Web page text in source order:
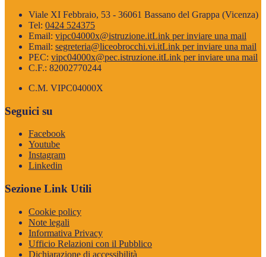
Viale XI Febbraio, 53 - 36061 Bassano del Grappa (Vicenza)
Tel: 0424 524375
Email: vipc04000x@istruzione.itLink per inviare una mail
Email: segreteria@liceobrocchi.vi.itLink per inviare una mail
PEC: vipc04000x@pec.istruzione.itLink per inviare una mail
C.F.: 82002770244
C.M. VIPC04000X
Seguici su
Facebook
Youtube
Instagram
Linkedin
Sezione Link Utili
Cookie policy
Note legali
Informativa Privacy
Ufficio Relazioni con il Pubblico
Dichiarazione di accessibilità